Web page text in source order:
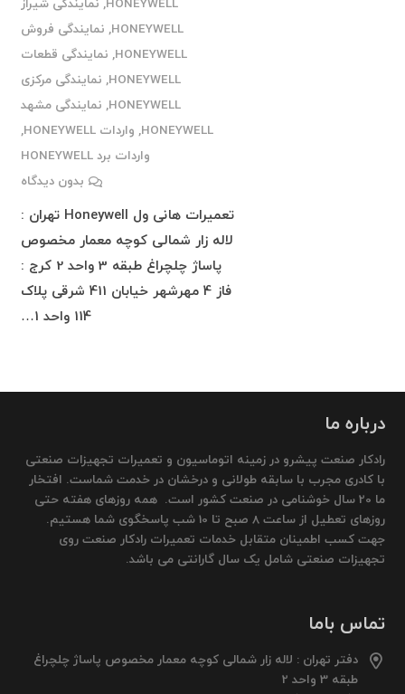
HONEYWELL
, نمایندگی شیراز
HONEYWELL
, نمایندگی فروش
HONEYWELL
, نمایندگی قطعات
HONEYWELL
, نمایندگی مرکزی
HONEYWELL
, نمایندگی مشهد
HONEYWELL
, واردات HONEYWELL
,
واردات برد HONEYWELL
بدون دیدگاه
تعمیرات هانی ول Honeywell تهران :
لاله زار شمالی کوچه معمار مخصوص
پاساژ چلچراغ طبقه 3 واحد 2 کرج :
فاز 4 مهرشهر خیابان 411 شرقی پلاک
114 واحد 1…
درباره ما
رادکار صنعت پیشرو در زمینه اتوماسیون و تعمیرات تجهیزات صنعتی
با کادری مجرب با سابقه طولانی و درخشان در خدمت شماست. افتخار
ما 20 سال خوشنامی در صنعت کشور است. همه روزهای هفته حتی
روزهای تعطیل از ساعت 8 صبح تا 10 شب پاسخگوی شما هستیم.
جهت کسب اطمینان متقابل خدمات تعمیرات رادکار صنعت روی
تجهیزات صنعتی شامل یک سال گارانتی می باشد.
تماس باما
دفتر تهران : لاله زار شمالی کوچه معمار مخصوص پاساژ چلچراغ
طبقه 3 واحد 2